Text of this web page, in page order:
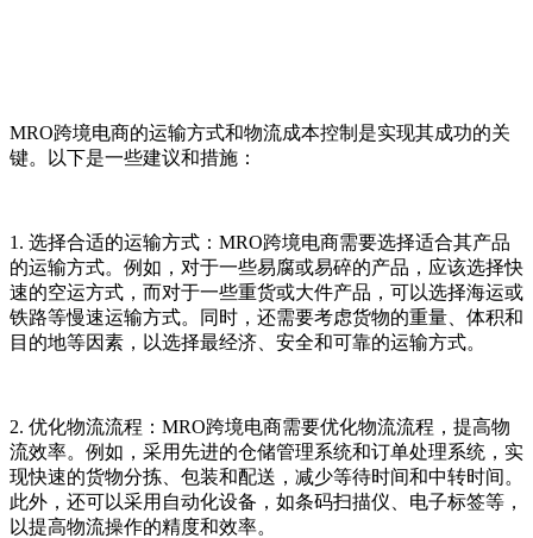
MRO跨境电商的运输方式和物流成本控制是实现其成功的关
键。以下是一些建议和措施：
1. 选择合适的运输方式：MRO跨境电商需要选择适合其产品
的运输方式。例如，对于一些易腐或易碎的产品，应该选择快
速的空运方式，而对于一些重货或大件产品，可以选择海运或
铁路等慢速运输方式。同时，还需要考虑货物的重量、体积和
目的地等因素，以选择最经济、安全和可靠的运输方式。
2. 优化物流流程：MRO跨境电商需要优化物流流程，提高物
流效率。例如，采用先进的仓储管理系统和订单处理系统，实
现快速的货物分拣、包装和配送，减少等待时间和中转时间。
此外，还可以采用自动化设备，如条码扫描仪、电子标签等，
以提高物流操作的精度和效率。